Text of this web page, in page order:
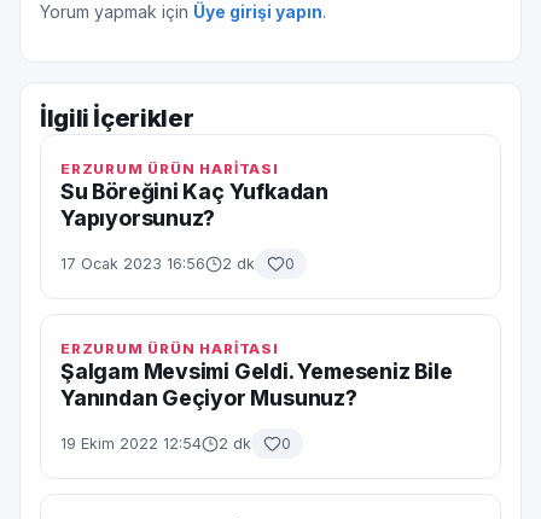
Yorum yapmak için Üye girişi yapın.
İlgili İçerikler
ERZURUM ÜRÜN HARİTASI
Su Böreğini Kaç Yufkadan
Yapıyorsunuz?
17 Ocak 2023 16:56 2 dk 0
ERZURUM ÜRÜN HARİTASI
Şalgam Mevsimi Geldi. Yemeseniz Bile
Yanından Geçiyor Musunuz?
19 Ekim 2022 12:54 2 dk 0